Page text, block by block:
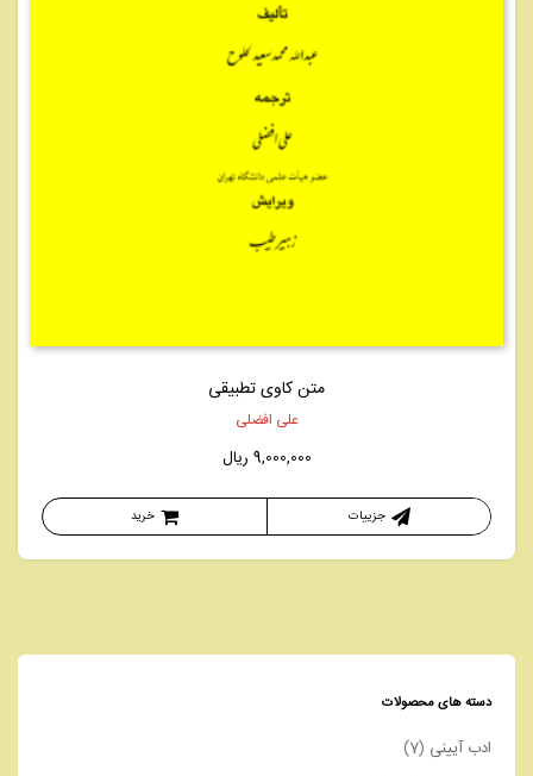
متن کاوی تطبیقی
علی افضلی
9,000,000 ریال
جزییات خرید
دسته های محصولات
ادب آیینی (7)